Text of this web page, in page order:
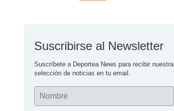
Suscribirse al Newsletter
Suscríbete a Deportea News para recibir nuestra
selección de noticias en tu email.
Nombre